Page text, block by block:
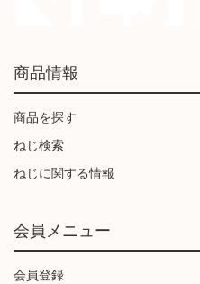
商品情報
商品を探す
ねじ検索
ねじに関する情報
会員メニュー
会員登録